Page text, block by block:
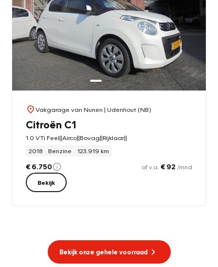
Vakgarage van Nunen | Udenhout (NB)
Citroën C1
1.0 VTi Feel||Airco||Bovag||Rijklaar||
2018
Benzine 123.919 km
€ 6.750 of v.a. € 92 /mnd
Bekijk
Bekijk onze gehele voorraad